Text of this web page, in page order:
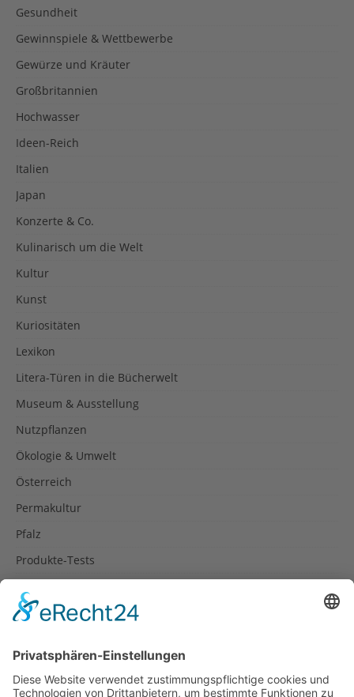
Gesundheit
Gewinnspiele & Wettbewerbe
Gewürze und Kräuter
Großbritannien
Hochwasser
Ideen-Reich
Italien
Japan
Konzerte & Co.
Kulinarisch um die Welt
Kultur
Kunst
Kuriositäten
Lexikon
Litera-Türen in die Bücherwelt
Museum & Ausstellung
Nutzpflanzen
Ökologie & Umwelt
Österreich
Permakultur
Pfalz
Produkte-Tests
Rezepte
Spanien
Südtirol